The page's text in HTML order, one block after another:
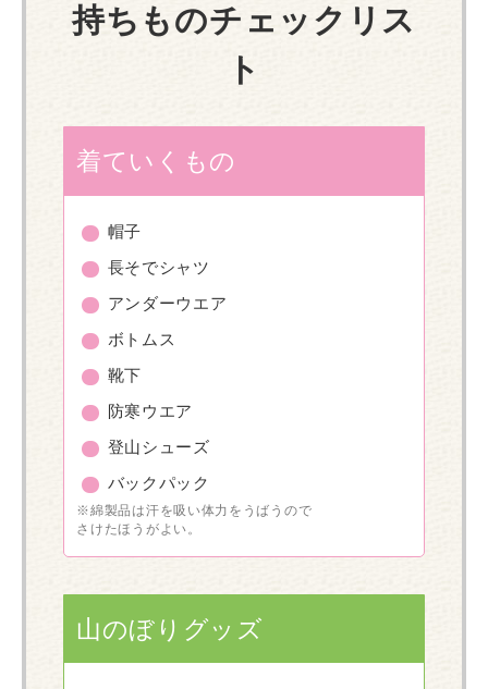
持ちものチェックリス
ト
着ていくもの
帽子
長そでシャツ
アンダーウエア
ボトムス
靴下
防寒ウエア
登山シューズ
バックパック
※綿製品は汗を吸い体力をうばうので
さけたほうがよい。
山のぼりグッズ